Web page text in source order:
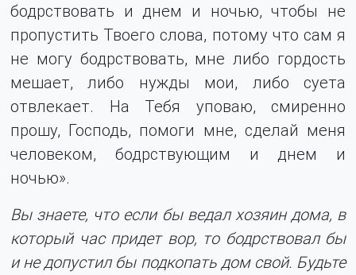
бодрствовать и днем и ночью, чтобы не
пропустить Твоего слова, потому что сам я
не могу бодрствовать, мне либо гордость
мешает, либо нужды мои, либо суета
отвлекает. На Тебя уповаю, смиренно
прошу, Господь, помоги мне, сделай меня
человеком, бодрствующим и днем и
ночью».
Вы знаете, что если бы ведал хозяин дома, в
который час придет вор, то бодрствовал бы
и не допустил бы подкопать дом свой. Будьте